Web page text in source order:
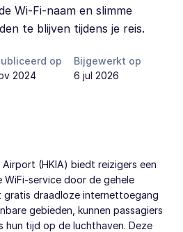
Wi-Fi-naam en slimme
te blijven tijdens je reis.
op
2024
Bijgewerkt op
6 jul 2026
(HKIA) biedt reizigers een
WiFi-service door de gehele
gratis draadloze internettoegang
gebieden, kunnen passagiers
hun tijd op de luchthaven. Deze